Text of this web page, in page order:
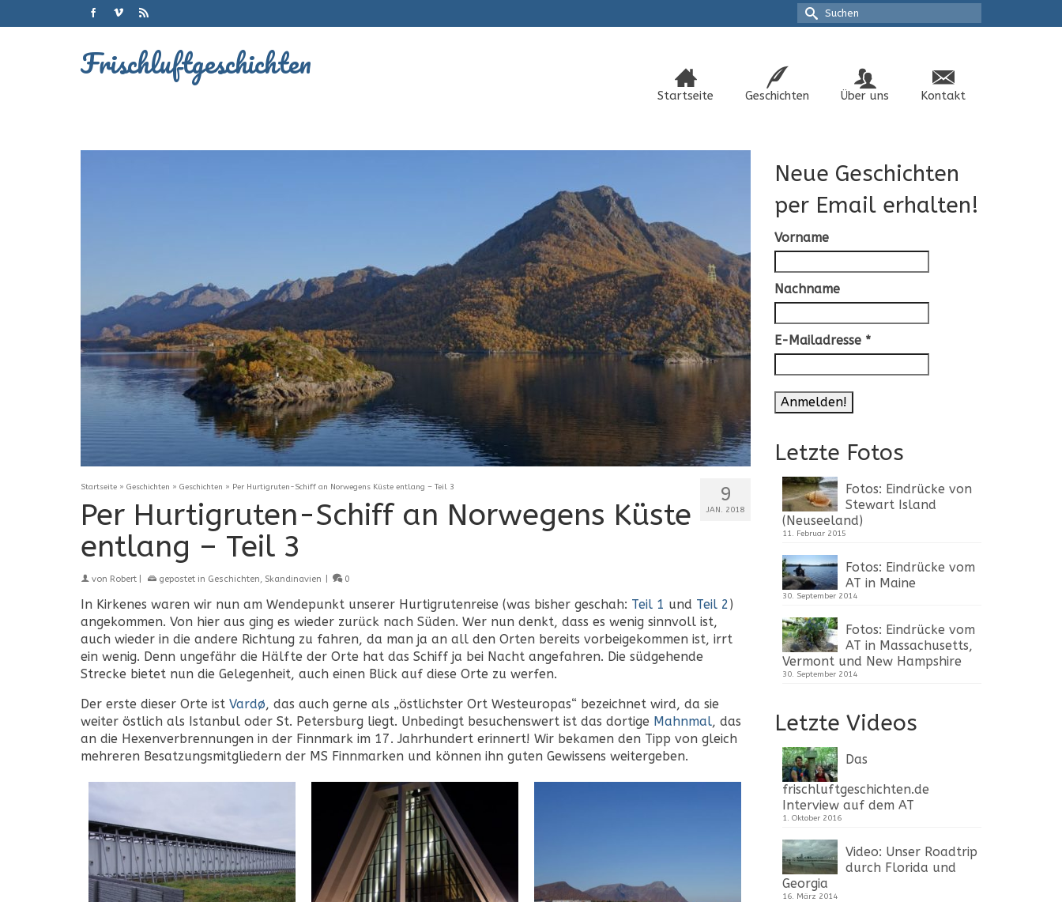
Suche
nach:
Frischluftgeschichten
Startseite Geschichten Über uns Kontakt
9
JAN. 2018
Startseite » Geschichten » Geschichten » Per Hurtigruten-Schiff an Norwegens Küste entlang – Teil 3
Per Hurtigruten-Schiff an Norwegens Küste
entlang – Teil 3
von Robert gepostet in Geschichten, Skandinavien 0
In Kirkenes waren wir nun am Wendepunkt unserer Hurtigrutenreise (was bisher geschah: Teil 1 und Teil 2 )
angekommen. Von hier aus ging es wieder zurück nach Süden. Wer nun denkt, dass es wenig sinnvoll ist,
auch wieder in die andere Richtung zu fahren, da man ja an all den Orten bereits vorbeigekommen ist, irrt
ein wenig. Denn ungefähr die Hälfte der Orte hat das Schiff ja bei Nacht angefahren. Die südgehende
Strecke bietet nun die Gelegenheit, auch einen Blick auf diese Orte zu werfen.
Der erste dieser Orte ist Vardø, das auch gerne als „östlichster Ort Westeuropas“ bezeichnet wird, da sie
weiter östlich als Istanbul oder St. Petersburg liegt. Unbedingt besuchenswert ist das dortige Mahnmal, das
an die Hexenverbrennungen in der Finnmark im 17. Jahrhundert erinnert! Wir bekamen den Tipp von gleich
mehreren Besatzungsmitgliedern der MS Finnmarken und können ihn guten Gewissens weitergeben.
Neue Geschichten
per Email erhalten!
Vorname
Nachname
E-Mailadresse *
Letzte Fotos
Fotos: Eindrücke von
Stewart Island
(Neuseeland)
11. Februar 2015
Fotos: Eindrücke vom
AT in Maine
30. September 2014
Fotos: Eindrücke vom
AT in Massachusetts,
Vermont und New Hampshire
30. September 2014
Letzte Videos
Das
frischluftgeschichten.de
Interview auf dem AT
1. Oktober 2016
Video: Unser Roadtrip
durch Florida und
Georgia
16. März 2014